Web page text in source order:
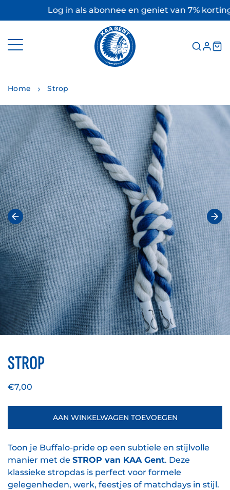
de
Log in als abonnee en geniet van 7% korting!
Home Strop
STROP
Normale
€7,00
AAN WINKELWAGEN TOEVOEGEN
Toon je Buffalo-pride op een subtiele en stijlvolle
manier met de STROP van KAA Gent. Deze
klassieke stropdas is perfect voor formele
gelegenheden, werk, feestjes of matchdays in stijl.